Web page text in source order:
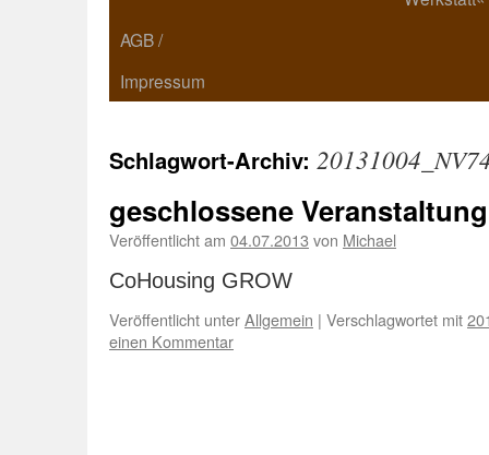
AGB /
Impressum
Schlagwort-Archiv:
geschlossene Veranstaltung
Veröffentlicht am 04.07.2013 von Michael
CoHousing GROW
Veröffentlicht unterAllgemein | Verschlagwortet mit
einen Kommentar